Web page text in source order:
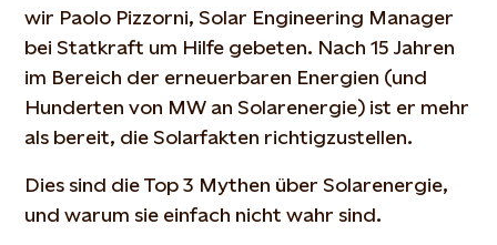
wir Paolo Pizzorni, Solar Engineering Manager
bei Statkraft um Hilfe gebeten. Nach 15 Jahren
im Bereich der erneuerbaren Energien (und
Hunderten von MW an Solarenergie) ist er mehr
als bereit, die Solarfakten richtigzustellen.
Dies sind die Top 3 Mythen über Solarenergie,
und warum sie einfach nicht wahr sind.